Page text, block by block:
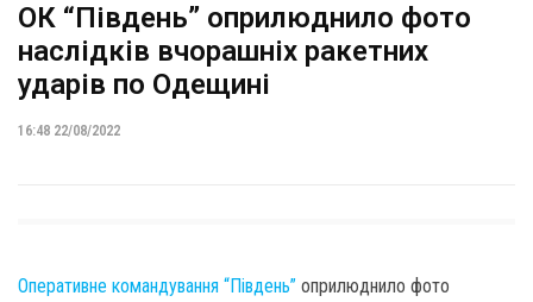
ОК “Південь” оприлюднило фото
наслідків вчорашніх ракетних
ударів по Одещині
16:48 22/08/2022
Оперативне командування “Південь” оприлюднило фото